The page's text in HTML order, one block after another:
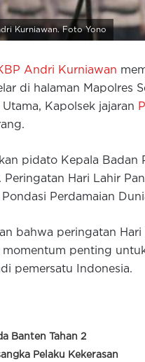
Kurniawan. Foto Yono
Andri Kurniawan
di halaman Mapolres
Kapolsek jajaran
pidato Kepala Badan
Peringatan Hari Lahir
Perdamaian
bahwa peringatan
momentum penting
pemersatu Indonesia.
Banten Tahan 2
Pelaku Kekerasan